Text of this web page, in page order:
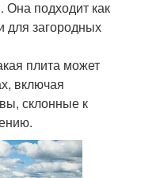
Она подходит как
для загородных
плита может
включая
склонные к